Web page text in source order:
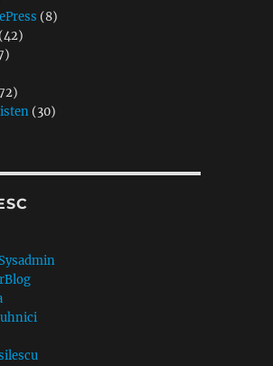
(8)
(42)
(30)